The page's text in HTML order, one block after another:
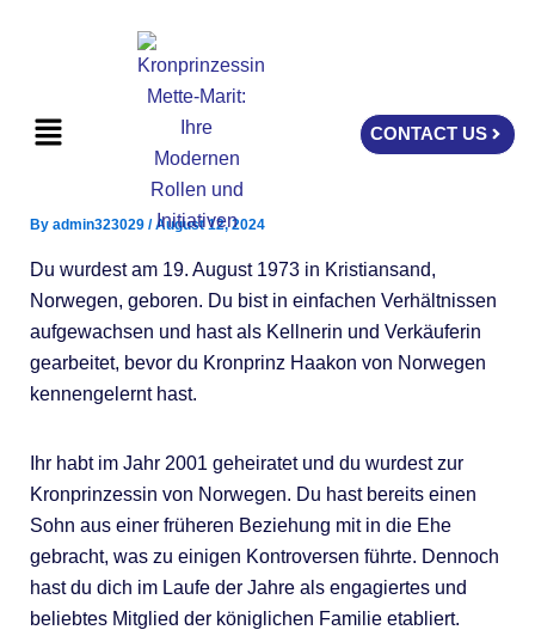
Menu CONTACT US
By admin323029 /August 12, 2024
Du wurdest am 19. August 1973 in Kristiansand,
Norwegen, geboren. Du bist in einfachen Verhältnissen
aufgewachsen und hast als Kellnerin und Verkäuferin
gearbeitet, bevor du Kronprinz Haakon von Norwegen
kennengelernt hast.
Ihr habt im Jahr 2001 geheiratet und du wurdest zur
Kronprinzessin von Norwegen. Du hast bereits einen
Sohn aus einer früheren Beziehung mit in die Ehe
gebracht, was zu einigen Kontroversen führte. Dennoch
hast du dich im Laufe der Jahre als engagiertes und
beliebtes Mitglied der königlichen Familie etabliert.